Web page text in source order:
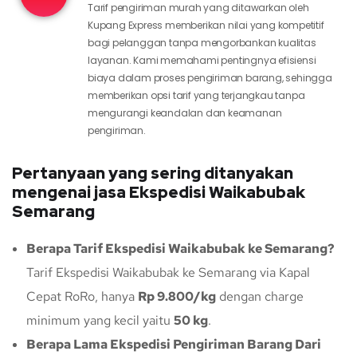
Tarif pengiriman murah yang ditawarkan oleh
Kupang Express memberikan nilai yang kompetitif
bagi pelanggan tanpa mengorbankan kualitas
layanan. Kami memahami pentingnya efisiensi
biaya dalam proses pengiriman barang, sehingga
memberikan opsi tarif yang terjangkau tanpa
mengurangi keandalan dan keamanan
pengiriman.
Pertanyaan yang sering ditanyakan
mengenai jasa Ekspedisi Waikabubak
Semarang
Berapa Tarif Ekspedisi Waikabubak ke Semarang?
Tarif Ekspedisi Waikabubak ke Semarang via Kapal
Cepat RoRo, hanya Rp 9.800/kg dengan charge
minimum yang kecil yaitu 50 kg.
Berapa Lama Ekspedisi Pengiriman Barang Dari